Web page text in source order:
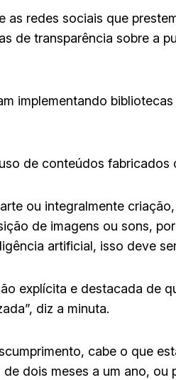
redes sociais que
de transparência sobre a
implementando
de conteúdos fabricados
ou integralmente
de imagens ou sons,
artificial, isso deve
explícita e destacada de
diz a minuta.
cabe o que
dois meses a um ano, ou